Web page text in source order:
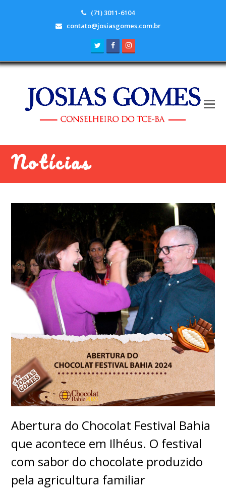
(71) 3011-6104
contato@josiasgomes.com.br
TwitterFacebook
Notícias
Abertura do Chocolat Festival Bahia
que acontece em Ilhéus. O festival
com sabor do chocolate produzido
pela agricultura familiar